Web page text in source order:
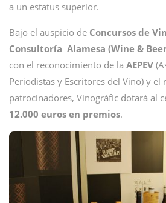
a un estatus superior.
Bajo el auspicio de Concursos de
Consultoría Alamesa (Wine &
con el reconocimiento de la AEPEV
Periodistas y Escritores del Vino) y
patrocinadores, Vinográfic dotará al
12.000 euros en premios.